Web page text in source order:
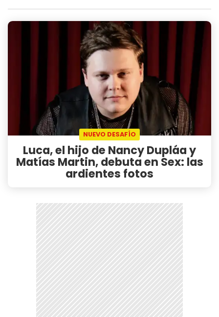
NUEVO DESAFÍO
Luca, el hijo de Nancy Dupláa y
Matías Martin, debuta en Sex: las
ardientes fotos